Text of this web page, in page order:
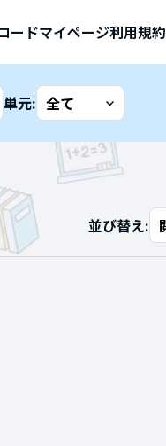
ードマイページ利用規約
単元:
並び替え: